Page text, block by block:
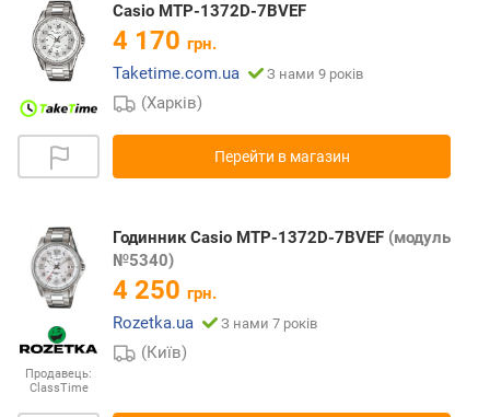
Casio MTP-1372D-7BVEF
4 170 грн.
Taketime.com.ua
З нами 9 років
(Харків)
Перейти в магазин
Продавець:
ClassTime
Годинник Casio MTP-1372D-7BVEF (модуль
№5340)
4 250 грн.
Rozetka.ua
З нами 7 років
(Київ)